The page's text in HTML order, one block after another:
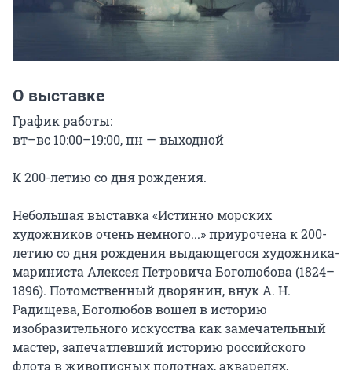
О выставке
График работы:
вт–вс 10:00–19:00, пн — выходной
К 200-летию со дня рождения.
Небольшая выставка «Истинно морских
художников очень немного...» приурочена к 200-
летию со дня рождения выдающегося художника-
мариниста Алексея Петровича Боголюбова (1824–
1896). Потомственный дворянин, внук А. Н.
Радищева, Боголюбов вошел в историю
изобразительного искусства как замечательный
мастер, запечатлевший историю российского
флота в живописных полотнах, акварелях,